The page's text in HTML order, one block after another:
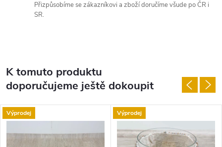
Přizpůsobíme se zákazníkovi a zboží doručíme všude po ČR i
SR.
K tomuto produktu
doporučujeme ještě dokoupit
Výprodej Výprodej